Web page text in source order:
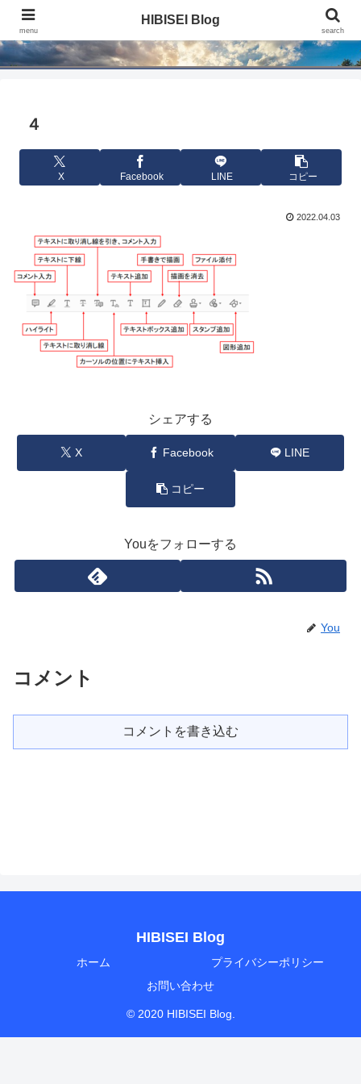
HIBISEI Blog
４
X Facebook LINE コピー
2022.04.03
シェアする
X Facebook LINE
コピー
Youをフォローする
You
コメント
コメントを書き込む
HIBISEI Blog
ホーム
プライバシーポリシー
お問い合わせ
© 2020 HIBISEI Blog.
menu
HIBISEI Blog
search